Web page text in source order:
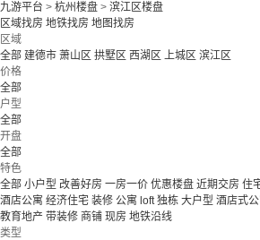
九游平台 > 杭州楼盘 > 滨江区楼盘
区域找房 地铁找房 地图找房
区域
全部 建德市 萧山区 拱墅区 西湖区 上城区 滨江区
价格
全部
户型
全部
开盘
全部
特色
全部 小户型 改善好房 一房一价 优惠楼盘 近期交房 住
酒店公寓 经济住宅 装修 公寓 loft独栋 大户型 酒店式
教育地产 带装修 商铺 现房 地铁沿线
类型